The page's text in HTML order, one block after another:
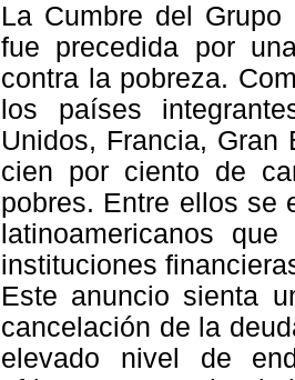
La Cumbre del
fue precedida por
contra la pobreza.
los países
Unidos, Francia,
cien por ciento de
pobres. Entre ellos se
latinoamericanos
instituciones
Este anuncio sienta
cancelación de la
elevado nivel de